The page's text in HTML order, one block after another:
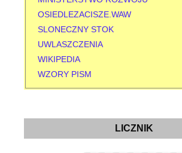
OSIEDLEZACISZE.WAW
SLONECZNY STOK
UWLASZCZENIA
WIKIPEDIA
WZORY PISM
LICZNIK